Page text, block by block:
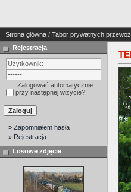
Strona główna / Tabor prywatnych
Rejestracja
Zalogować automatycznie
przy następnej wizycie?
» Zapomniałem hasła
» Rejestracja
Losowe zdjęcie